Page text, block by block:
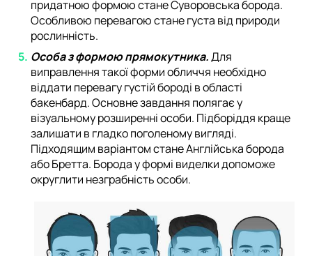
придатною формою стане Суворовська борода.
Особливою перевагою стане густа від природи
рослинність.
Особа з формою прямокутника.Для
виправлення такої форми обличчя необхідно
віддати перевагу густій бороді в області
бакенбард. Основне завдання полягає у
візуальному розширенні особи. Підборіддя краще
залишати в гладко поголеному вигляді.
Підходящим варіантом стане Англійська борода
або Бретта. Борода у формі виделки допоможе
округлити незграбність особи.